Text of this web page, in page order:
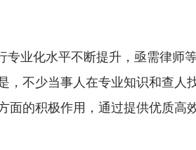
业化水平不断提升，亟需律师
，不少当事人在专业知识和查人
面的积极作用，通过提供优质高